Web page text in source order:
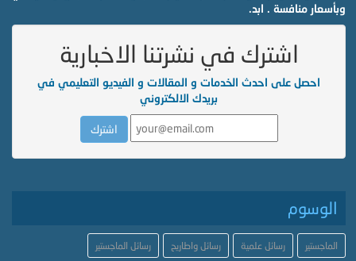
وبأسعار منافسة . ابد.
اشترك في نشرتنا الاخبارية
احصل على احدث الخدمات و المقالات و الفيديو التعليمي في
بريدك الالكتروني
الوسوم
الماجستير رسائل علمية رسائل واطاريح رسائل الماجستير